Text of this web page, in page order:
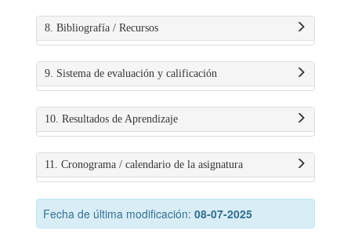
8. Bibliografía / Recursos
9. Sistema de evaluación y calificación
10. Resultados de Aprendizaje
11. Cronograma / calendario de la asignatura
Fecha de última modificación: 08-07-2025